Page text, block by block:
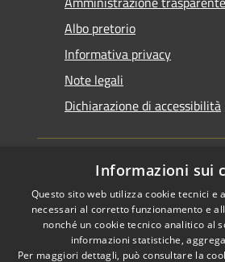
Albo pretorio
Informativa privacy
Note legali
Dichiarazione di accessibilità
RSS
Accessibilità
Informazioni sui
Questo sito web utilizza cookie tecnici e
necessari al corretto funzionamento e
nonché un cookie tecnico analitico al
informazioni statistiche,
Per maggiori dettagli, può consultare la